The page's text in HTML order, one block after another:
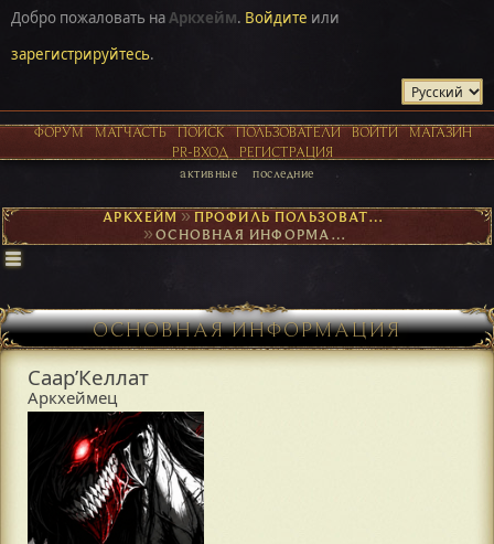
Добро пожаловать наАркхейм. Войдите или
зарегистрируйтесь.
ФОРУМ МАТЧАСТЬ ПОИСК ПОЛЬЗОВАТЕЛИ ВОЙТИ
МАГАЗИН
PR-ВХОД
РЕГИСТРАЦИЯ
активные последние
АРКХЕЙМ► ПРОФИЛЬ ПОЛЬЗОВАТЕЛЯ СААР’КЕЛЛАТ
► ОСНОВНАЯ ИНФОРМАЦИЯ
ОСНОВНАЯ ИНФОРМАЦИЯ
Саар’Келлат
Аркхеймец